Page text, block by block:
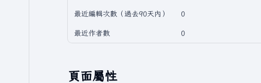
最近編輯次數（過去90天內） 0
最近作者數 0
頁面屬性